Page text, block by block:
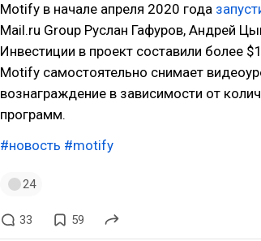
Motify в начале апреля 2020 года
Mail.ru Group Руслан Гафуров, Андрей
Инвестиции в проект составили более
Motify самостоятельно снимает
вознаграждение в зависимости от
программ.
#новость #motify
24
33 59